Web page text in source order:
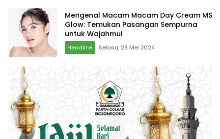
Mengenal Macam Macam Day Cream MS
Glow: Temukan Pasangan Sempurna
untuk Wajahmu!
Headline Selasa, 28 Mei 2024